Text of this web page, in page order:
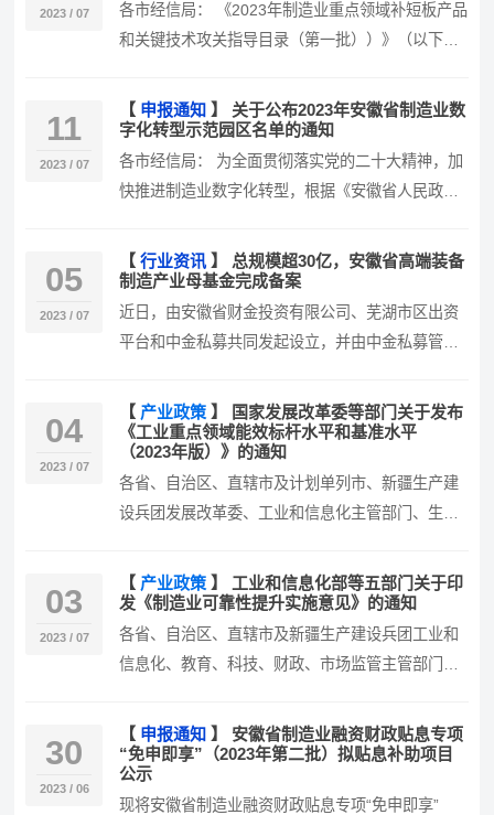
2023 / 07
各市经信局： 《2023年制造业重点领域补短板产品
和关键技术攻关指导目录（第一批））》（以下简
11
2023 / 07
【 申报通知 】 关于公布2023年安徽省制造业数
字化转型示范园区名单的通知
各市经信局： 为全面贯彻落实党的二十大精神，加
快推进制造业数字化转型，根据《安徽省人民政府
05
2023 / 07
【行业资讯 】 总规模超30亿，安徽省高端装备
制造产业母基金完成备案
近日，由安徽省财金投资有限公司、芜湖市区出资
平台和中金私募共同发起设立，并由中金私募管理
04
2023 / 07
【 产业政策 】
国家发展改革委等部门关于发布
《工业重点领域能效标杆水平和基准水平
（2023年版）》的通知
各省、自治区、直辖市及计划单列市、新疆生产建
设兵团发展改革委、工业和信息化主管部门、生态
03
2023 / 07
【 产业政策 】 工业和信息化部等五部门关于印
发《制造业可靠性提升实施意见》的通知
各省、自治区、直辖市及新疆生产建设兵团工业和
信息化、教育、科技、财政、市场监管主管部门，
30
2023 / 06
【 申报通知 】 安徽省制造业融资财政贴息专项
“免申即享”（2023年第二批）拟贴息补助项目
公示
现将安徽省制造业融资财政贴息专项“免申即享”